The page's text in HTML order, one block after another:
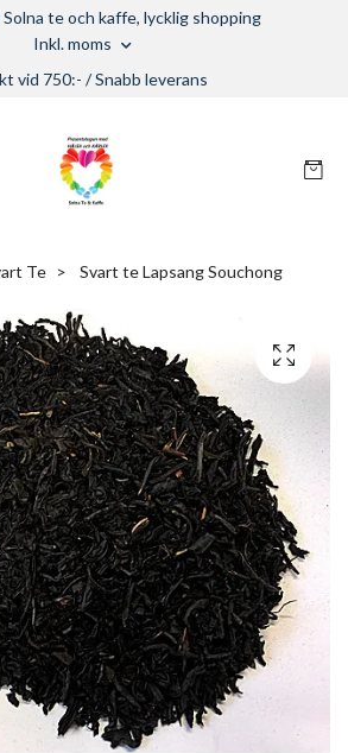
te och kaffe, lycklig shopping
Inkl. moms
vid 750:- / Snabb leverans
Te Svart te Lapsang Souchong